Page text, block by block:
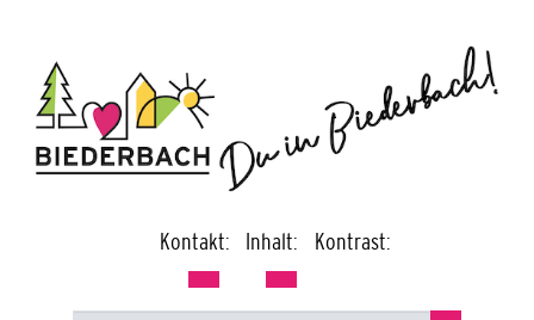
Kontakt: Inhalt: Kontrast: